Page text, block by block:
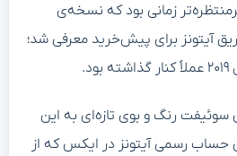
زمانی بود که نسخه‌ی
آیتونز برای پیش‌خرید معرفی شد؛
سوئیفت رنگ و بوی تازه‌ای به این
رسمی آیتونز در ایکس که از